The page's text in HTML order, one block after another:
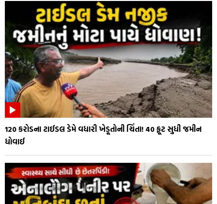
₹120 કરોડના ટાઈડલ ડેમે વધારી ખેડૂતોની ચિંતા! 40 ફૂટ સુધી જમીન
ધોવાઈ